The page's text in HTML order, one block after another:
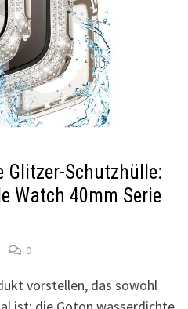
Glitzer-Schutzhülle:
Watch 40mm Serie
0
vorstellen, das sowohl